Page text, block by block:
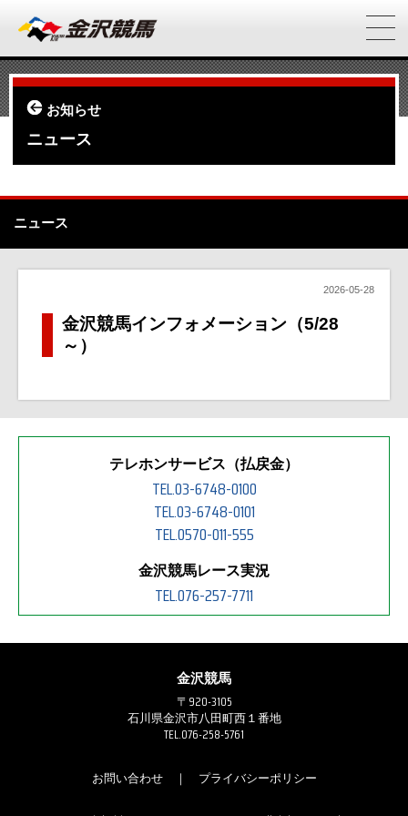
お知らせ
ニュース
ニュース
2026-05-28
金沢競馬インフォメーション（5/28
～）
テレホンサービス（払戻金）
TEL.03-6748-0100
TEL.03-6748-0101
TEL.0570-011-555
金沢競馬レース実況
TEL.076-257-7711
金沢競馬
〒920-3105
石川県金沢市八田町西１番地
TEL.076-258-5761
お問い合わせ｜ プライバシーポリシー